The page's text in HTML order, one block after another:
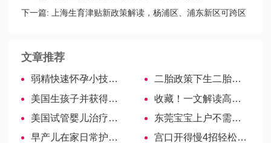
下一篇:
上海生育津贴新政策解读，杨浦区、浦东新区可跨区
文章推荐
弱精快速怀孕小技巧，提高受孕几率
二胎政策下生二胎也可能罚款！
美国生孩子并获得美国国籍的优势
收藏！一文解读高位破水会流几次、流多久、是否会流完
美国试管婴儿治疗慢性盆腔炎偏方
东莞宝宝上户不需计生证明，入户申请表等材料缺一不可
早产儿在家日常护理指南，各阶段喂养方式大不相同-美国试管婴儿
宫口开得慢4招轻松解决，让一指到十指的时间不再漫长